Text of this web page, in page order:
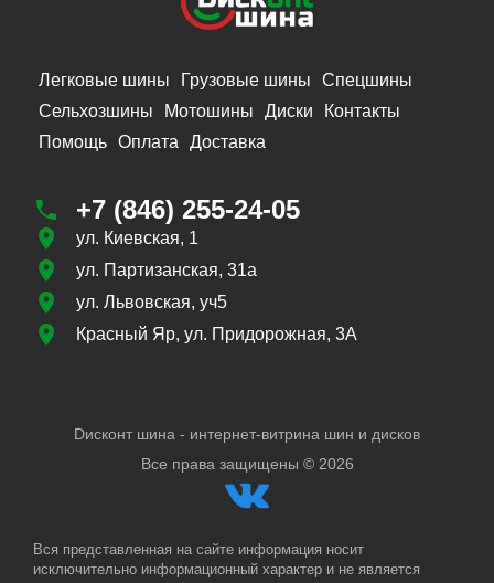
Легковые шины Грузовые шины
Спецшины
Сельхозшины
Мотошины Диски
Контакты
Помощь Оплата Доставка
+7 (846) 255-24-05
ул. Киевская, 1
ул. Партизанская, 31а
ул. Львовская, уч5
Красный Яр, ул. Придорожная, 3А
Dисконт шина - интернет-витрина шин и дисков
Все права защищены © 2026
Вся представленная на сайте информация носит
исключительно информационный характер и не является